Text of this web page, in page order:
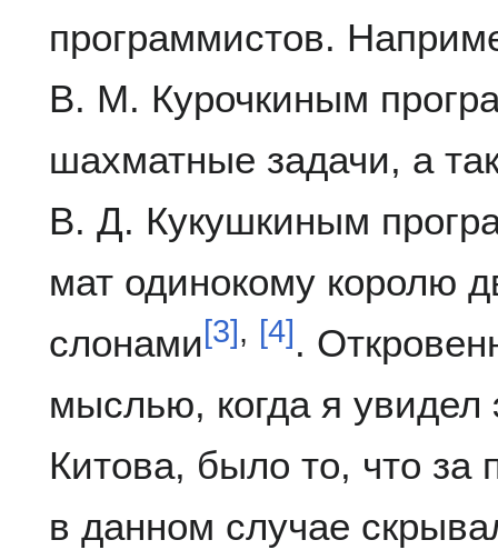
программистов.
В. М. Курочкиным
шахматные задачи, а
В. Д. Кукушкиным
мат одинокому королю
слонами[3], [4] .
мыслью, когда я
Китова, было то, что
в данном случае